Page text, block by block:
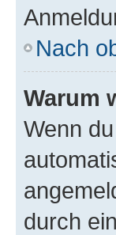
Nach
Warum
Wenn
durch